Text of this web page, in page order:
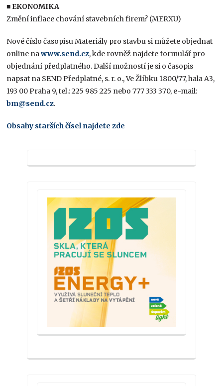
■ EKONOMIKA
Změní inflace chování stavebních firem? (MERXU)
Nové číslo časopisu Materiály pro stavbu si můžete objednat
online nawww.send.cz, kde rovněž najdete formulář pro
objednání předplatného. Další možností je si o časopis
napsat na SEND Předplatné, s. r. o., Ve Žlíbku 1800/77, hala A3,
193 00 Praha 9, tel.: 225 985 225 nebo 777 333 370, e-mail:
bm@send.cz.
Obsahy starších čísel najdete zde